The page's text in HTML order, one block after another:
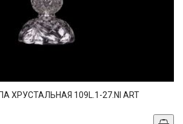
ХРУСТАЛЬНАЯ 109L.1-27.NI ART